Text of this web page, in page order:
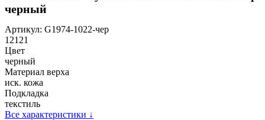
черный
Артикул: G1974-1022-чер
12121
Цвет
черный
Материал верха
иск. кожа
Подкладка
текстиль
Все характеристики ↓